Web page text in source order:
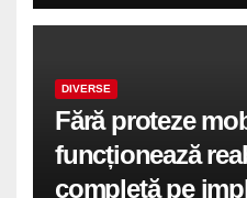
DIVERSE
Fără proteze
funcționează
completă pe